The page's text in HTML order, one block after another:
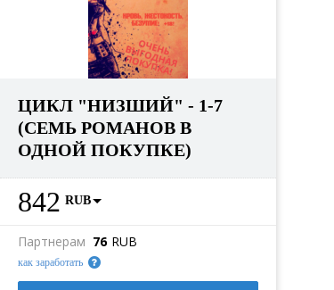
ЦИКЛ "НИЗШИЙ" - 1-7
(СЕМЬ РОМАНОВ В
ОДНОЙ ПОКУПКЕ)
842 RUB
Партнерам 76 RUB
как заработать